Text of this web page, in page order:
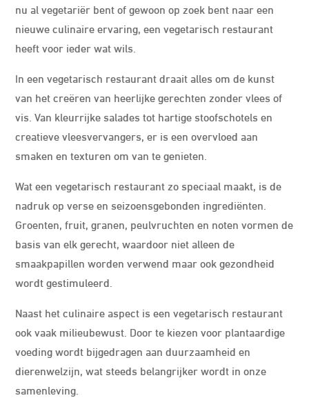
nu al vegetariër bent of gewoon op zoek bent naar een
nieuwe culinaire ervaring, een vegetarisch restaurant
heeft voor ieder wat wils.
In een vegetarisch restaurant draait alles om de kunst
van het creëren van heerlijke gerechten zonder vlees of
vis. Van kleurrijke salades tot hartige stoofschotels en
creatieve vleesvervangers, er is een overvloed aan
smaken en texturen om van te genieten.
Wat een vegetarisch restaurant zo speciaal maakt, is de
nadruk op verse en seizoensgebonden ingrediënten.
Groenten, fruit, granen, peulvruchten en noten vormen de
basis van elk gerecht, waardoor niet alleen de
smaakpapillen worden verwend maar ook gezondheid
wordt gestimuleerd.
Naast het culinaire aspect is een vegetarisch restaurant
ook vaak milieubewust. Door te kiezen voor plantaardige
voeding wordt bijgedragen aan duurzaamheid en
dierenwelzijn, wat steeds belangrijker wordt in onze
samenleving.